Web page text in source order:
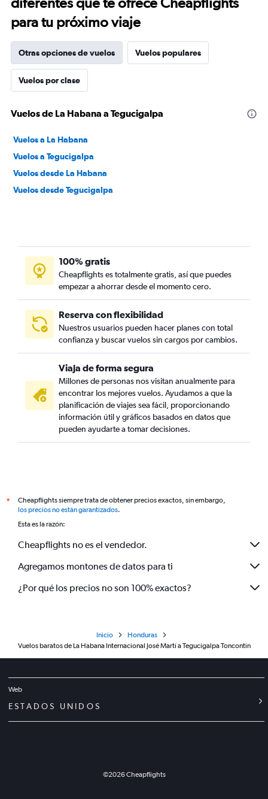
para tu próximo viaje
Otras opciones de vuelos Vuelos populares
Vuelos por clase
Vuelos de La Habana a Tegucigalpa
Vuelos a La Habana
Vuelos a Tegucigalpa
Vuelos desde La Habana
Vuelos desde Tegucigalpa
100% gratis
Cheapflights es totalmente gratis, así que puedes
empezar a ahorrar desde el momento cero.
Reserva con flexibilidad
Nuestros usuarios pueden hacer planes con total
confianza y buscar vuelos sin cargos por cambios.
Viaja de forma segura
Millones de personas nos visitan anualmente para
encontrar los mejores vuelos. Ayudamos a que la
planificación de viajes sea fácil, proporcionando
información útil y gráficos basados en datos que
pueden ayudarte a tomar decisiones.
*
Cheapflights siempre trata de obtener precios exactos, sin embargo,
los precios no están garantizados.
Esta es la razón:
Cheapflights no es el vendedor.
Agregamos montones de datos para ti
¿Por qué los precios no son 100% exactos?
Inicio
Honduras
Vuelos baratos de La Habana Internacional José Martí a Tegucigalpa Toncontin
Web
ESTADOS UNIDOS
©2026Cheapflights